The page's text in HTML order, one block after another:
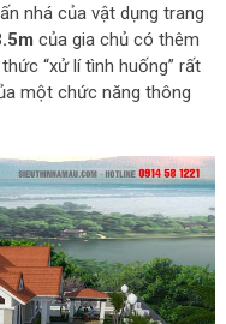
nhá của vật dụng trang
của gia chủ có thêm
“xử lí tình huống” rất
một chức năng thông